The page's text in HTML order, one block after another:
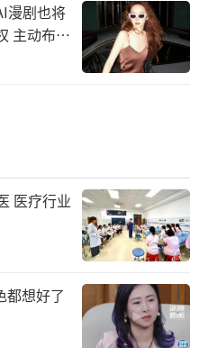
漫剧也将
主动布局
医疗行业
都想好了